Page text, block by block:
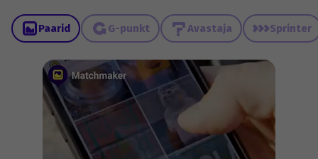
Paarid G-punkt Avastaja Sprinter